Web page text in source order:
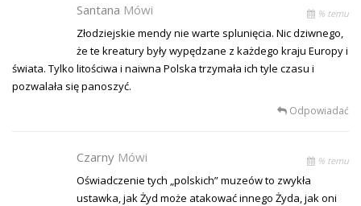
Santana Mówi % temu
Złodziejskie mendy nie warte splunięcia. Nic dziwnego,
że te kreatury były wypędzane z każdego kraju Europy i
świata. Tylko litościwa i naiwna Polska trzymała ich tyle czasu i
pozwalała się panoszyć.
Odpowiadać
Czarny Mówi % temu
Oświadczenie tych „polskich” muzeów to zwykła
ustawka, jak Żyd może atakować innego Żyda, jak oni